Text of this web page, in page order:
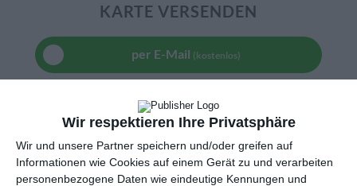
Wir respektieren Ihre Privatsphäre
Wir und unsere Partner speichern und/oder greifen auf
Informationen wie Cookies auf einem Gerät zu und verarbeiten
personenbezogene Daten wie eindeutige Kennungen und
KARTE VERSENDEN
per E-Mail (kostenlos)
TEILEN
Facebook, Twitter, WhatsApp, ...